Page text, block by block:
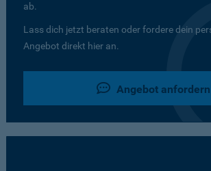
ab.
Lass dich jetzt beraten oder fordere dein
Angebot direkt hier an.
Angebot anfordern